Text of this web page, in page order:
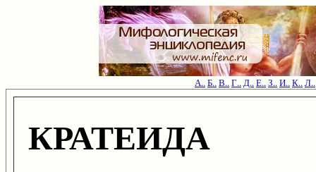
А..Б..В..Г..Д..Е..З..И..К..Л..
КРАТЕИДА